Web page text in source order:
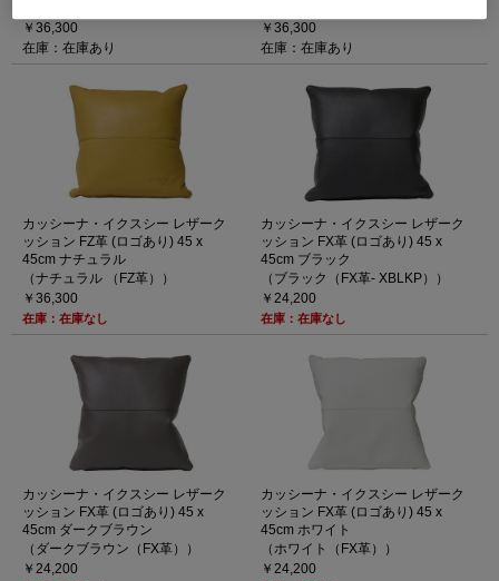
￥36,300
在庫：在庫あり
￥36,300
在庫：在庫あり
カッシーナ・イクスシー レザーク
ッション FZ革 (ロゴあり) 45 x
45cm ナチュラル
（ナチュラル （FZ革））
￥36,300
在庫：在庫なし
カッシーナ・イクスシー レザーク
ッション FX革 (ロゴあり) 45 x
45cm ブラック
（ブラック（FX革- XBLKP））
￥24,200
在庫：在庫なし
カッシーナ・イクスシー レザーク
ッション FX革 (ロゴあり) 45 x
45cm ダークブラウン
（ダークブラウン（FX革））
￥24,200
カッシーナ・イクスシー レザーク
ッション FX革 (ロゴあり) 45 x
45cm ホワイト
（ホワイト（FX革））
￥24,200